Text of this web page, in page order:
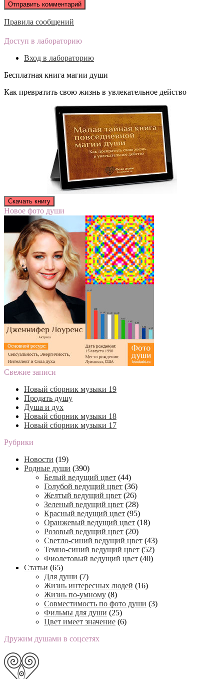
Правила сообщений
Доступ в лабораторию
Вход в лабораторию
Бесплатная книга магии души
Как превратить свою жизнь в увлекательное действо
Новое фото души
Свежие записи
Новый сборник музыки 19
Продать душу
Душа и дух
Новый сборник музыки 18
Новый сборник музыки 17
Рубрики
Новости (19)
Родные души (390)
Белый ведущий цвет (44)
Голубой ведущий цвет (36)
Желтый ведущий цвет (26)
Зеленый ведущий цвет (28)
Красный ведущий цвет (95)
Оранжевый ведущий цвет (18)
Розовый ведущий цвет (20)
Светло-синий ведущий цвет (43)
Темно-синий ведущий цвет (52)
Фиолетовый ведущий цвет (40)
Статьи (65)
Для души (7)
Жизнь интересных людей (16)
Жизнь по-умному (8)
Совместимость по фото души (3)
Фильмы для души (25)
Цвет имеет значение (6)
Дружим душами в соцсетях